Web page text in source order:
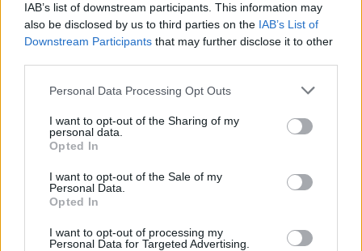
IAB’s list of downstream participants. This information may
also be disclosed by us to third parties on the IAB’s List of
Downstream Participants that may further disclose it to other
Please note that this website/app uses one or more Google
not limited to your visit or usage behaviour. You may click to
grant or deny consent to Google and its third-party tags to
use your data for below specified purposes in below Google
consent section.
Personal Data Processing Opt Outs
I want to opt-out of the Sharing of my
personal data.
Opted In
I want to opt-out of the Sale of my
Personal Data.
Opted In
I want to opt-out of processing my
Personal Data for Targeted Advertising.
προπονήσεων ο Σεμέδο
Ο Νέλσον Σεμέδο έκανε του κεφαλιού του και η
11.06.2020, 13:39